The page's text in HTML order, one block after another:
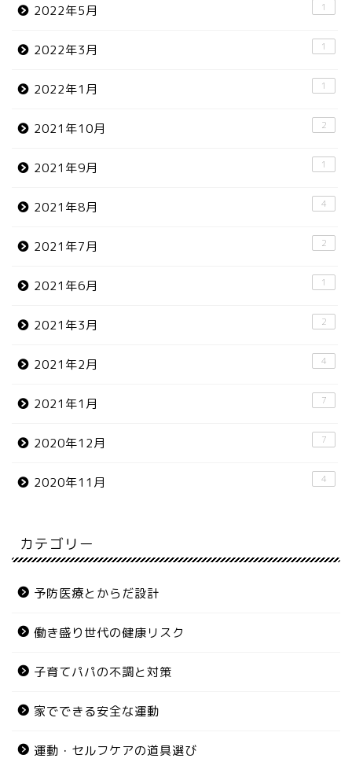
2022年5月 1
2022年3月 1
2022年1月 1
2021年10月 2
2021年9月 1
2021年8月 4
2021年7月 2
2021年6月 1
2021年3月 2
2021年2月 4
2021年1月 7
2020年12月 7
2020年11月 4
カテゴリー
予防医療とからだ設計
働き盛り世代の健康リスク
子育てパパの不調と対策
家でできる安全な運動
運動・セルフケアの道具選び